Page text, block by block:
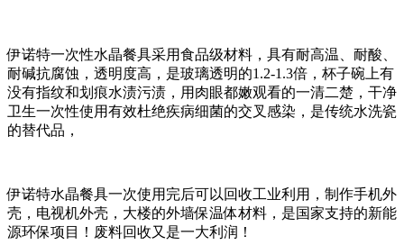
伊诺特一次性水晶餐具采用食品级材料，具有耐高温、耐酸、
耐碱抗腐蚀，透明度高，是玻璃透明的1.2-1.3倍，杯子碗上有
没有指纹和划痕水渍污渍，用肉眼都嫩观看的一清二楚，干净
卫生一次性使用有效杜绝疾病细菌的交叉感染，是传统水洗瓷
的替代品，
伊诺特水晶餐具一次使用完后可以回收工业利用，制作手机外
壳，电视机外壳，大楼的外墙保温体材料，是国家支持的新能
源环保项目！废料回收又是一大利润！